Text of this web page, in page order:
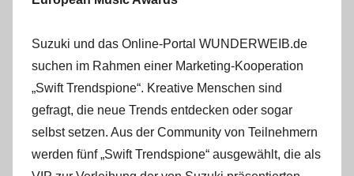
Suzuki und das Online-Portal WUNDERWEIB.de
suchen im Rahmen einer Marketing-Kooperation
„Swift Trendspione“. Kreative Menschen sind
gefragt, die neue Trends entdecken oder sogar
selbst setzen. Aus der Community von Teilnehmern
werden fünf „Swift Trendspione“ ausgewählt, die als